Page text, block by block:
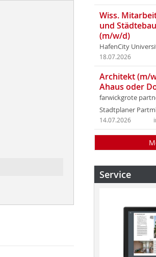
Wiss.
und
(m/w/d)
HafenCity
18.07.2026
Architekt (m/
Ahaus oder
farwickgrote
Stadtplaner
14.07.2026
Service